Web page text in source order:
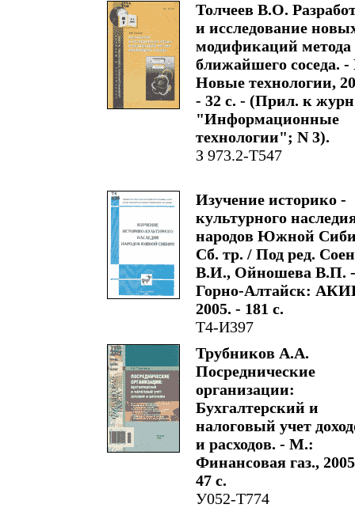
Толчеев В.О.
и исследование
модификаций метода
ближайшего соседа.
Новые технологии,
- 32 с. - (Прил. к
"Информационные
технологии"; N 3).
З 973.2-Т547
Изучение историко -
культурного
народов Южной
Сб. тр. / Под ред.
В.И., Ойношева В.П. -
Горно-Алтайск:
2005. - 181 с.
Т4-И397
Трубников А.А.
Посреднические
организации:
Бухгалтерский и
налоговый учет
и расходов. - М.:
Финансовая газ.,
47 с.
У052-Т774